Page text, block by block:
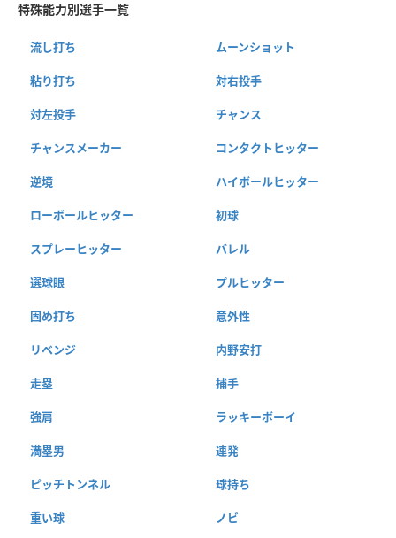
特殊能力別選手一覧
流し打ち ムーンショット
粘り打ち 対右投手
対左投手 チャンス
チャンスメーカー コンタクトヒッター
逆境 ハイボールヒッター
ローボールヒッター 初球
スプレーヒッター バレル
選球眼 プルヒッター
固め打ち 意外性
リベンジ 内野安打
走塁 捕手
強肩 ラッキーボーイ
満塁男 連発
ピッチトンネル 球持ち
重い球 ノビ